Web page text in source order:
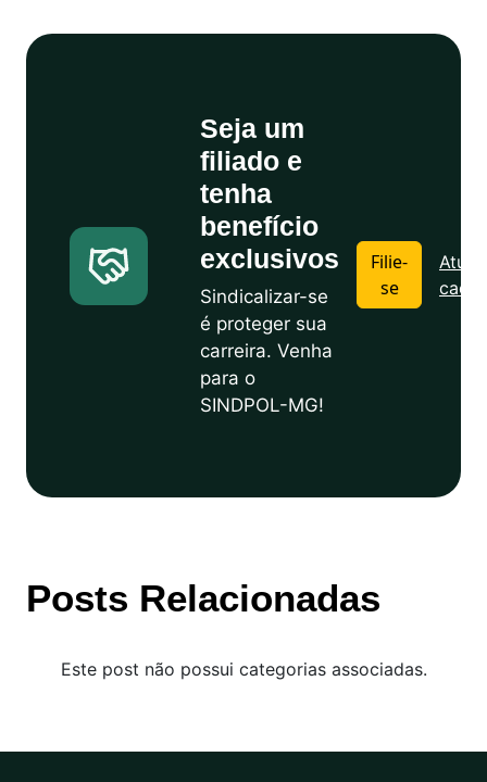
Seja um
filiado e
tenha
benefício
exclusivos
Sindicalizar-se
é proteger sua
carreira. Venha
para o
SINDPOL-MG!
Filie-
se
Posts Relacionadas
Este post não possui categorias associadas.